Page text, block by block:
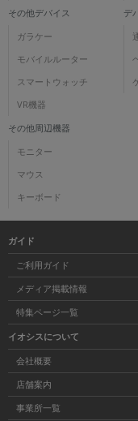
その他デバイス
ガラケー
モバイルルーター
スマートウォッチ
VR機器
デ
その他周辺機器
モニター
マウス
キーボード
ガイド
ご利用ガイド
メディア掲載情報
特集ページ一覧
イオシスについて
会社概要
店舗案内
事業所一覧